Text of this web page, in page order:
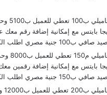
كود باقة
بايتس مع إمكانية إضافة رقم
مصري اطلب الكود #0100*.
كود باقة
بايتس مع إمكانية إضافة رقمين
مصري اطلب الكود #0150*.